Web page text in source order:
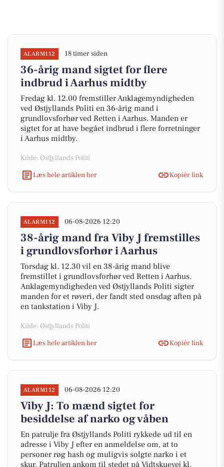
ALARM112 18 timer siden
36-årig mand sigtet for flere
indbrud i Aarhus midtby
Fredag kl. 12.00 fremstiller Anklagemyndigheden
ved Østjyllands Politi en 36-årig mand i
grundlovsforhør ved Retten i Aarhus. Manden er
sigtet for at have begået indbrud i flere forretninger
i Aarhus midtby.
Kilde: Østjyllands Politi
Læs hele artiklen her
Kopiér link
ALARM112 06-08-2026 12:20
38-årig mand fra Viby J fremstilles
i grundlovsforhør i Aarhus
Torsdag kl. 12.30 vil en 38-årig mand blive
fremstillet i grundlovsforhør ved Retten i Aarhus.
Anklagemyndigheden ved Østjyllands Politi sigter
manden for et røveri, der fandt sted onsdag aften på
en tankstation i Viby J.
Kilde: Østjyllands Politi
Læs hele artiklen her
Kopiér link
ALARM112 06-08-2026 12:20
Viby J: To mænd sigtet for
besiddelse af narko og våben
En patrulje fra Østjyllands Politi rykkede ud til en
adresse i Viby J efter en anmeldelse om, at to
personer røg hash og muligvis solgte narko i et
skur. Patruljen ankom til stedet på Vidtskuevej kl.